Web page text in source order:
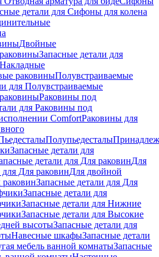
детали для Сифоны для колена
Двойные
Запасные детали для
Накладные
раковиныПолувстраиваемые
для Полувстраиваемые
Раковины под
для Раковины под
ComfortPаковины для
Полупьедесталы
Запасные детали для
детали для Для раковинДля
Для раковинДля двойной
Запасные детали для Для
Запасные детали для
Запасные детали для Нижние
Запасные детали для Высокие
высотыЗапасные детали для
Навесные шкафыЗапасные детали
мебель ванной комнатыЗапасные